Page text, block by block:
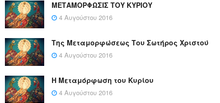
ΜΕΤΑΜΟΡΦΩΣΙΣ ΤΟΥ ΚΥΡΙΟΥ
4 Αυγούστου 2016
Της Μεταμορφώσεως Του Σωτήρος Χριστού
4 Αυγούστου 2016
Η Μεταμόρφωση του Κυρίου
4 Αυγούστου 2016